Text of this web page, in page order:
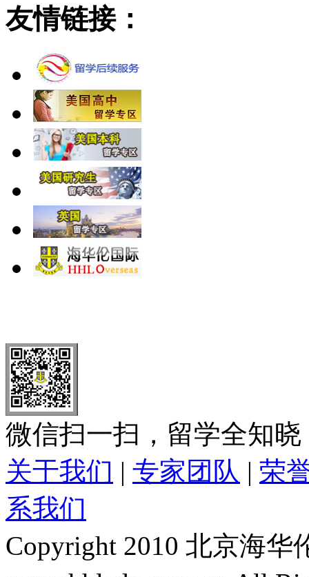
友情链接：
微信扫一扫，留学全知晓
关于我们 | 专家团队 | 荣
系我们
Copyright 2010 北京海